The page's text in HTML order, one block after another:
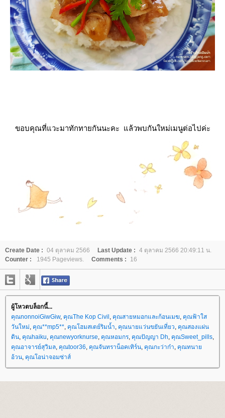
ขอบคุณที่แวะมาทักทายกันนะคะ แล้วพบกันใหม่เมนูต่อไปค่ะ
Create Date : 04 ตุลาคม 2566 Last Update : 4 ตุลาคม 2566 20:49:11 น.
Counter :
1945 Pageviews. Comments : 16
ผู้โหวตบล็อกนี้...
คุณnonnoiGiwGiw, คุณThe Kop Civil , คุณสายหมอกและก้อนเมฆ, คุณฟ้าใส
วันใหม่, คุณ**mp5**, คุณโฮมสเตย์ริมน้ำ, คุณนายแว่นขยันเที่ยว, คุณสองแผ่น
ดิน, คุณhaiku, คุณnewyorknurse, คุณหอมกร, คุณปัญญา Dh, คุณSweet_pills,
คุณอาจารย์สุวิมล, คุณtoor36, คุณจันทราน็อคเทิร์น, คุณกะว่าก๋า, คุณทนา
อ้วน, คุณโอน่าจอมซ่าส์